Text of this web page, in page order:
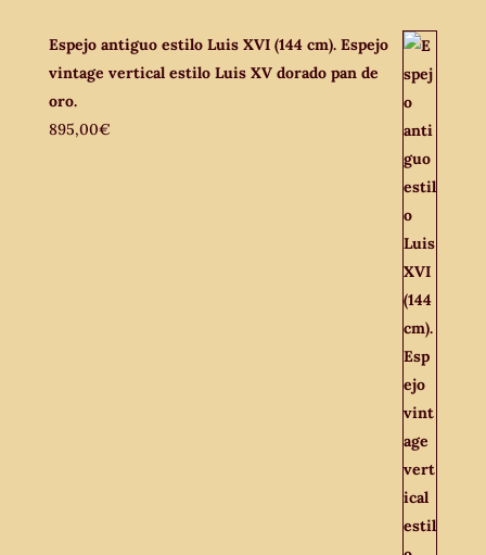
Espejo antiguo estilo Luis XVI (144 cm). Espejo
vintage vertical estilo Luis XV dorado pan de
oro.
895,00€